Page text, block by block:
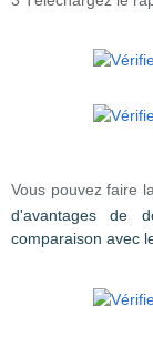
Vous pouvez faire
d'avantages de
comparaison avec